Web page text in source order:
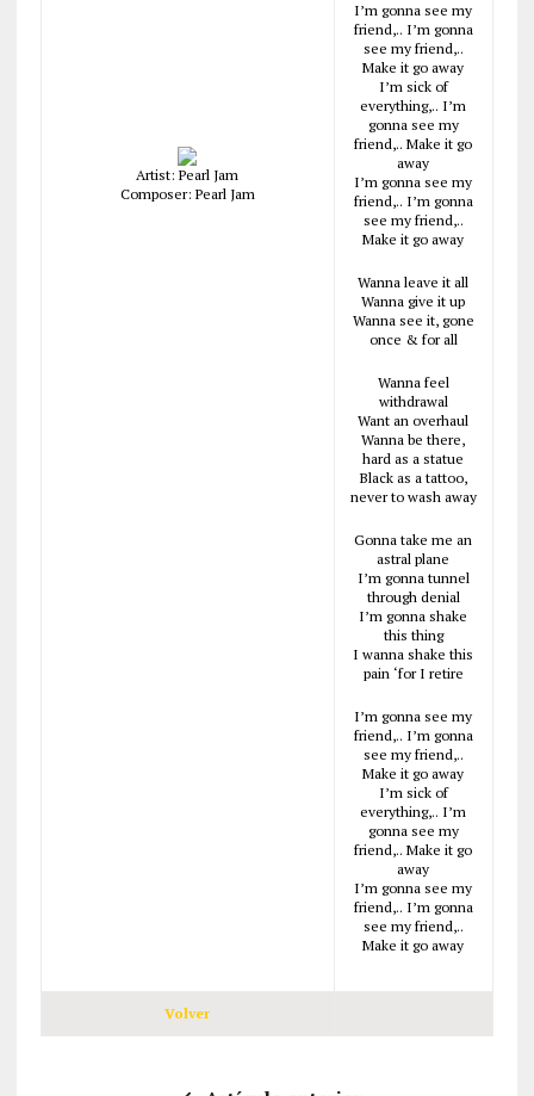
Artist: Pearl Jam
Composer: Pearl Jam
I’m gonna see my
friend,.. I’m gonna
see my friend,..
Make it go away
I’m sick of
everything,.. I’m
gonna see my
friend,.. Make it go
away
I’m gonna see my
friend,.. I’m gonna
see my friend,..
Make it go away
Wanna leave it all
Wanna give it up
Wanna see it, gone
once & for all
Wanna feel
withdrawal
Want an overhaul
Wanna be there,
hard as a statue
Black as a tattoo,
never to wash away
Gonna take me an
astral plane
I’m gonna tunnel
through denial
I’m gonna shake
this thing
I wanna shake this
pain ‘for I retire
I’m gonna see my
friend,.. I’m gonna
see my friend,..
Make it go away
I’m sick of
everything,.. I’m
gonna see my
friend,.. Make it go
away
I’m gonna see my
friend,.. I’m gonna
see my friend,..
Make it go away
Volver